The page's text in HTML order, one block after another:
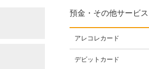
預金・その他サービス
アレコレカード
デビットカード